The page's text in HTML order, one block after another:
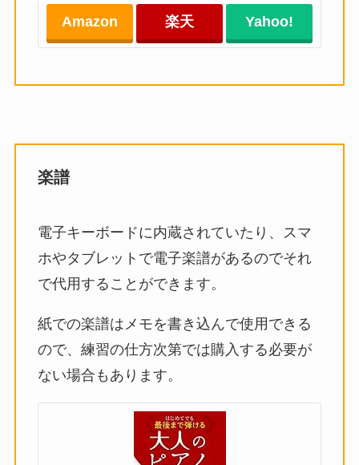
Amazon 楽天 Yahoo!
楽譜
電子キーボードに内蔵されていたり、スマ
ホやタブレットで電子楽譜があるのでそれ
で代用することができます。
紙での楽譜はメモを書き込んで使用できる
ので、練習の仕方次第では購入する必要が
ない場合もあります。